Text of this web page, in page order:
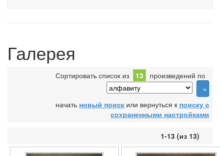
Галерея
Сортировать список из 13 произведений по
начать новый поиск или вернуться к поиску с
сохраненными настройками
1-13 (из 13)